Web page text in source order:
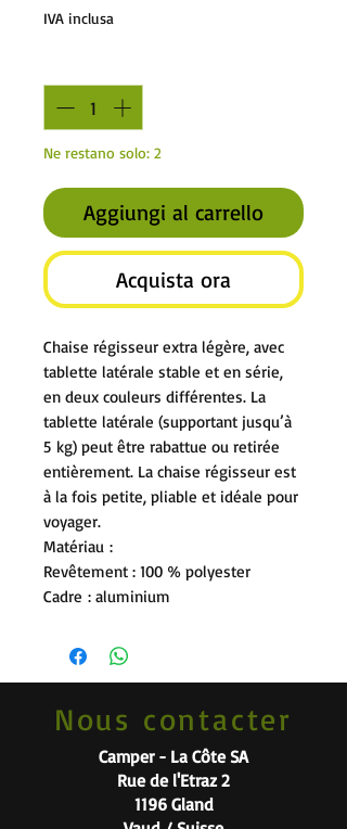
IVA inclusa
Ne restano solo: 2
Aggiungi al carrello
Acquista ora
Chaise régisseur extra légère, avec
tablette latérale stable et en série,
en deux couleurs différentes. La
tablette latérale (supportant jusqu’à
5 kg) peut être rabattue ou retirée
entièrement. La chaise régisseur est
à la fois petite, pliable et idéale pour
voyager.
Matériau :
Revêtement : 100 % polyester
Cadre : aluminium
Nous contacter
Camper - La Côte SA
Rue de l'Etraz 2
1196 Gland